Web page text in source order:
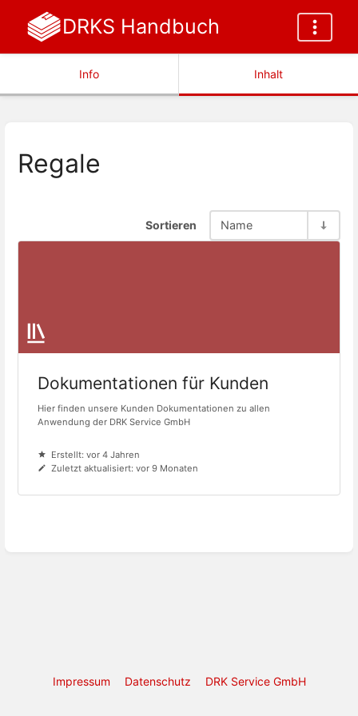
DRKS Handbuch
Info Inhalt
Regale
Sortieren Name
Dokumentationen für Kunden
Hier finden unsere Kunden Dokumentationen zu allen
Anwendung der DRK Service GmbH
Erstellt: vor 4 Jahren
Zuletzt aktualisiert: vor 9 Monaten
Impressum Datenschutz DRK Service GmbH